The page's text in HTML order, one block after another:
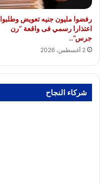
رفضوا مليون جنيه تعويض وطلبوا
اعتذارا رسمي فى واقعة “رن
جرس”..
2 أغسطس، 2026
شركاء النجاح